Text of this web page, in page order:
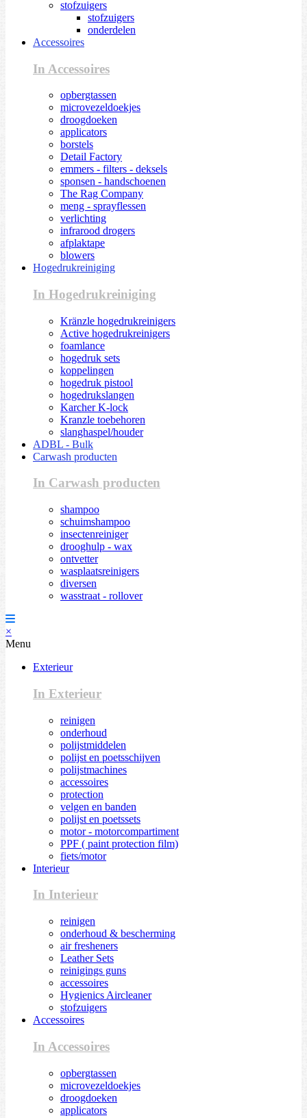
stofzuigers
stofzuigers
onderdelen
Accessoires
In Accessoires
opbergtassen
microvezeldoekjes
droogdoeken
applicators
borstels
Detail Factory
emmers - filters - deksels
sponsen - handschoenen
The Rag Company
meng - sprayflessen
verlichting
infrarood drogers
afplaktape
blowers
Hogedrukreiniging
In Hogedrukreiniging
Kränzle hogedrukreinigers
Active hogedrukreinigers
foamlance
hogedruk sets
koppelingen
hogedruk pistool
hogedrukslangen
Karcher K-lock
Kranzle toebehoren
slanghaspel/houder
ADBL - Bulk
Carwash producten
In Carwash producten
shampoo
schuimshampoo
insectenreiniger
drooghulp - wax
ontvetter
wasplaatsreinigers
diversen
wasstraat - rollover
×
Menu
Exterieur
In Exterieur
reinigen
onderhoud
polijstmiddelen
polijst en poetsschijven
polijstmachines
accessoires
protection
velgen en banden
polijst en poetssets
motor - motorcompartiment
PPF ( paint protection film)
fiets/motor
Interieur
In Interieur
reinigen
onderhoud & bescherming
air fresheners
Leather Sets
reinigings guns
accessoires
Hygienics Aircleaner
stofzuigers
Accessoires
In Accessoires
opbergtassen
microvezeldoekjes
droogdoeken
applicators